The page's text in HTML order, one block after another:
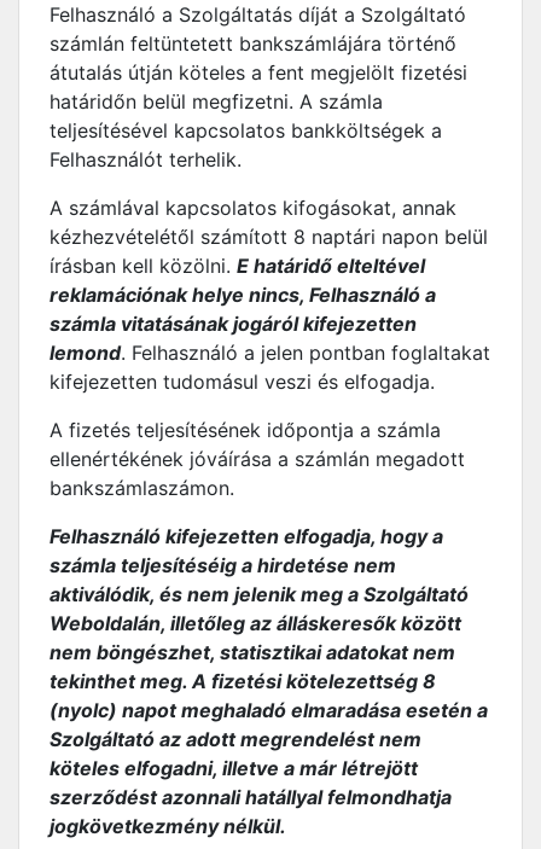
Felhasználó a Szolgáltatás díját a Szolgáltató
számlán feltüntetett bankszámlájára történő
átutalás útján köteles a fent megjelölt fizetési
határidőn belül megfizetni. A számla
teljesítésével kapcsolatos bankköltségek a
Felhasználót terhelik.
A számlával kapcsolatos kifogásokat, annak
kézhezvételétől számított 8 naptári napon belül
írásban kell közölni. E határidő elteltével
reklamációnak helye nincs, Felhasználó a
számla vitatásának jogáról kifejezetten
lemond. Felhasználó a jelen pontban foglaltakat
kifejezetten tudomásul veszi és elfogadja.
A fizetés teljesítésének időpontja a számla
ellenértékének jóváírása a számlán megadott
bankszámlaszámon.
Felhasználó kifejezetten elfogadja, hogy a
számla teljesítéséig a hirdetése nem
aktiválódik, és nem jelenik meg a Szolgáltató
Weboldalán, illetőleg az álláskeresők között
nem böngészhet, statisztikai adatokat nem
tekinthet meg. A fizetési kötelezettség 8
(nyolc) napot meghaladó elmaradása esetén a
Szolgáltató az adott megrendelést nem
köteles elfogadni, illetve a már létrejött
szerződést azonnali hatállyal felmondhatja
jogkövetkezmény nélkül.